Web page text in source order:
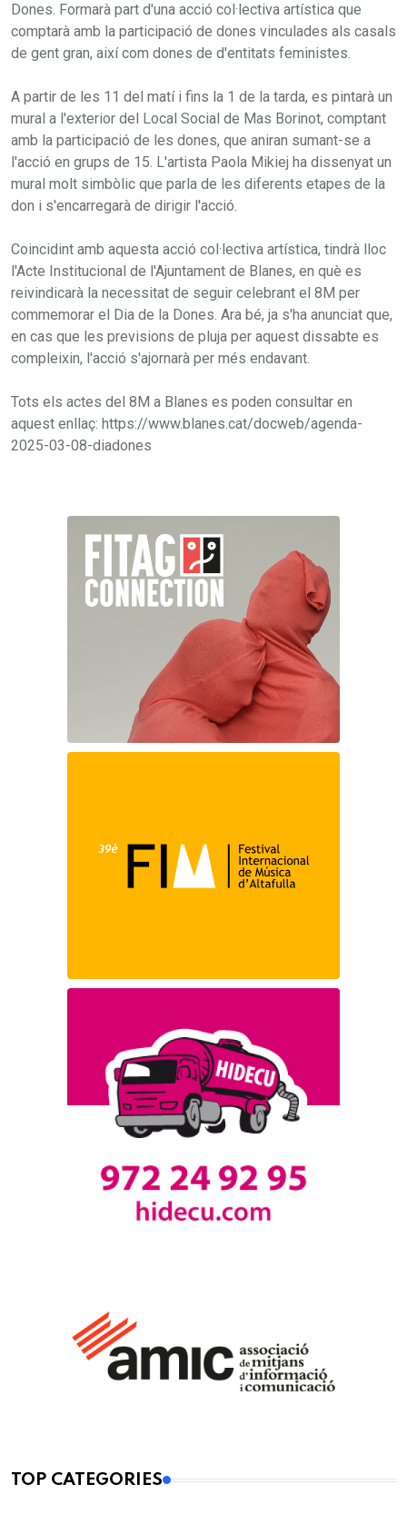
Dones. Formarà part d'una acció col·lectiva artística que
comptarà amb la participació de dones vinculades als casals
de gent gran, així com dones de d'entitats feministes.
A partir de les 11 del matí i fins la 1 de la tarda, es pintarà un
mural a l'exterior del Local Social de Mas Borinot, comptant
amb la participació de les dones, que aniran sumant-se a
l'acció en grups de 15. L'artista Paola Mikiej ha dissenyat un
mural molt simbòlic que parla de les diferents etapes de la
don i s'encarregarà de dirigir l'acció.
Coincidint amb aquesta acció col·lectiva artística, tindrà lloc
l'Acte Institucional de l'Ajuntament de Blanes, en què es
reivindicarà la necessitat de seguir celebrant el 8M per
commemorar el Dia de la Dones. Ara bé, ja s'ha anunciat que,
en cas que les previsions de pluja per aquest dissabte es
compleixin, l'acció s'ajornarà per més endavant.
Tots els actes del 8M a Blanes es poden consultar en
aquest enllaç: https://www.blanes.cat/docweb/agenda-
2025-03-08-diadones
TOP CATEGORIES